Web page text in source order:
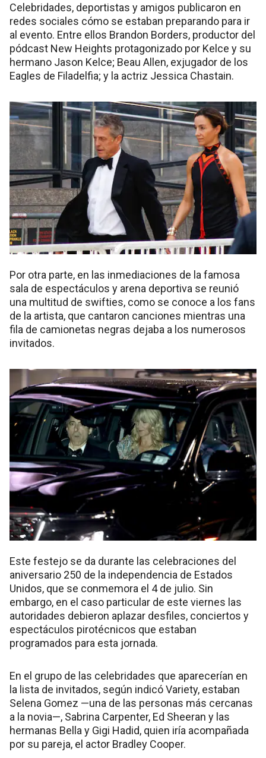
Celebridades, deportistas y amigos publicaron en
redes sociales cómo se estaban preparando para ir
al evento. Entre ellos Brandon Borders, productor del
pódcast New Heights protagonizado por Kelce y su
hermano Jason Kelce; Beau Allen, exjugador de los
Eagles de Filadelfia; y la actriz Jessica Chastain.
Por otra parte, en las inmediaciones de la famosa
sala de espectáculos y arena deportiva se reunió
una multitud de swifties, como se conoce a los fans
de la artista, que cantaron canciones mientras una
fila de camionetas negras dejaba a los numerosos
invitados.
Este festejo se da durante las celebraciones del
aniversario 250 de la independencia de Estados
Unidos, que se conmemora el 4 de julio. Sin
embargo, en el caso particular de este viernes las
autoridades debieron aplazar desfiles, conciertos y
espectáculos pirotécnicos que estaban
programados para esta jornada.
En el grupo de las celebridades que aparecerían en
la lista de invitados, según indicó Variety, estaban
Selena Gomez —una de las personas más cercanas
a la novia—, Sabrina Carpenter, Ed Sheeran y las
hermanas Bella y Gigi Hadid, quien iría acompañada
por su pareja, el actor Bradley Cooper.